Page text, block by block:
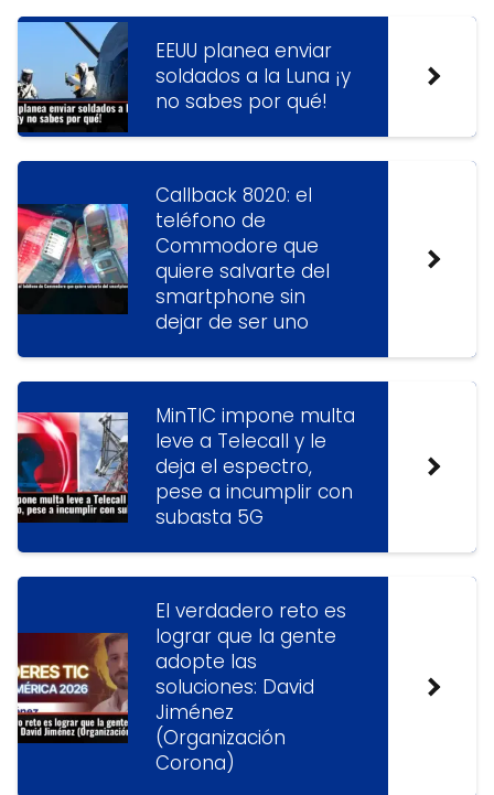
EEUU planea enviar
soldados a la Luna ¡y
no sabes por qué!
Callback 8020: el
teléfono de
Commodore que
quiere salvarte del
smartphone sin
dejar de ser uno
MinTIC impone multa
leve a Telecall y le
deja el espectro,
pese a incumplir con
subasta 5G
El verdadero reto es
lograr que la gente
adopte las
soluciones: David
Jiménez
(Organización
Corona)